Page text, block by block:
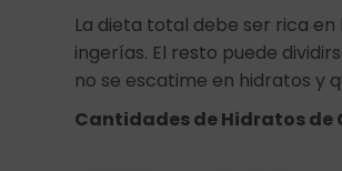
La dieta total debe ser rica
ingerías. El resto puede
no se escatime en hidratos y
Cantidades de Hidratos de